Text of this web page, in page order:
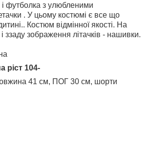
футболка з улюбленими
. У цьому костюмі є все що
Костюм відмінної якості. На
ззаду зображення літачків - нашивки.
ріст 104-
41 см, ПОГ 30 см, шорти